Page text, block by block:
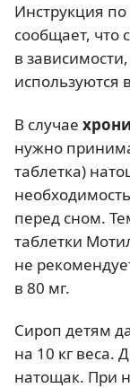
Инструкция
сообщает, что
в
используются
В случае
нужно
таблетка)
перед сном.
таблетки
не
в 80 мг.
Сироп детям
на 10 кг веса.
натощак. При